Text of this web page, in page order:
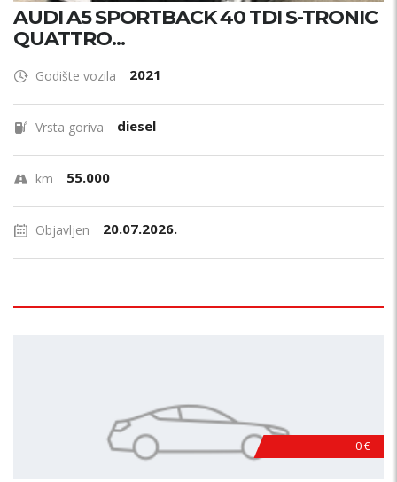
AUDI A5 SPORTBACK 40 TDI S-TRONIC
QUATTRO...
Godište vozila 2021
Vrsta goriva diesel
km 55.000
Objavljen 20.07.2026.
0 €